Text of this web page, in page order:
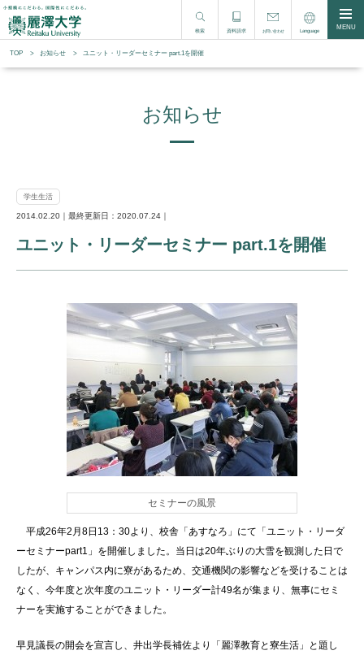
検索 資料請求 お問い合わせ Language MENU
TOP お知らせ ユニット・リーダーセミナー part.1を開催
お知らせ
学生生活
2014.02.20｜最終更新日：2020.07.24｜
ユニット・リーダーセミナー part.1を開催
セミナーの風景
平成26年2月8日13：30より、校舎「あすなろ」にて「ユニット・リーダ
ーセミナーpart1」を開催しました。当日は20年ぶりの大雪を観測した日で
したが、キャンパス内に寮があるため、交通機関の影響などを受けることは
なく、今年度と次年度のユニット・リーダー計49名が集まり、無事にセミ
ナーを実施することができました。
早見議長の開会を宣言し、井出学長補佐より「麗澤教育と寮生活」と題し